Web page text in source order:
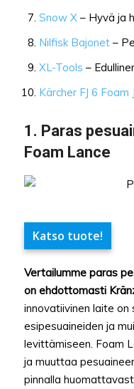
Snow X – Hyvä ja
Nilfisk Bajonet –
XL-Tools –
Kärcher FJ 6 Foam
1. Paras
Foam Lance
Katso tuote!
Vertailumme paras
on ehdottomasti
innovatiivinen laite
esipesuaineiden ja
levittämiseen. Foam
ja muuttaa
pinnalla